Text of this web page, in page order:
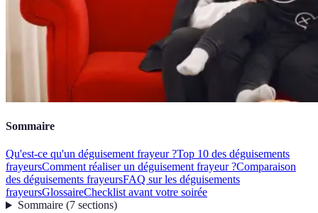
Sommaire
Qu'est-ce qu'un déguisement frayeur ?Top 10 des déguisements
frayeursComment réaliser un déguisement frayeur ?Comparaison
des déguisements frayeursFAQ sur les déguisements
frayeursGlossaireChecklist avant votre soirée
Sommaire(7 sections)